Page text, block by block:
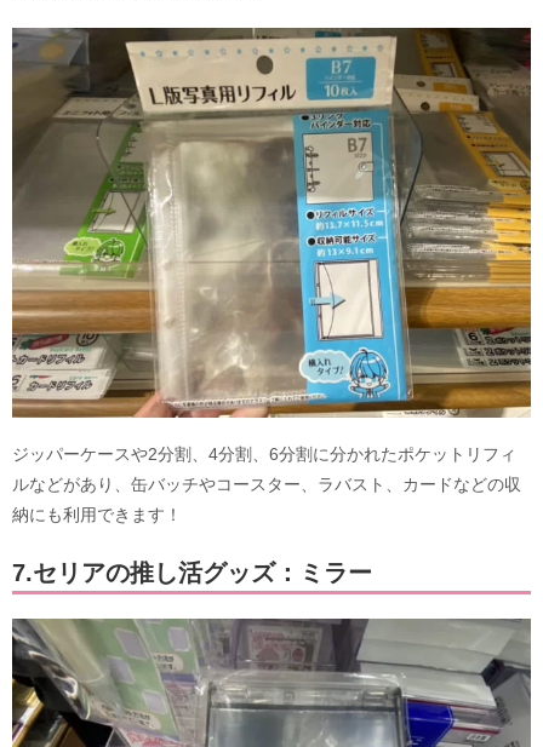
ジッパーケースや2分割、4分割、6分割に分かれたポケットリフィ
ルなどがあり、缶バッチやコースター、ラバスト、カードなどの収
納にも利用できます！
7.セリアの推し活グッズ：ミラー